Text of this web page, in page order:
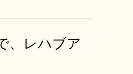
、レハブア